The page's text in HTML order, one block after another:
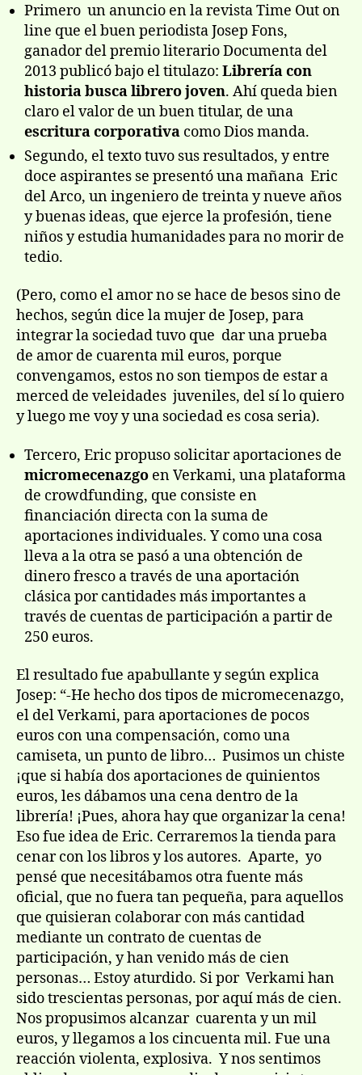
Primero un anuncio en la revista Time Out on
line que el buen periodista Josep Fons,
ganador del premio literario Documenta del
2013 publicó bajo el titulazo: Librería con
historia busca librero joven. Ahí queda bien
claro el valor de un buen titular, de una
escritura corporativa como Dios manda.
Segundo, el texto tuvo sus resultados, y entre
doce aspirantes se presentó una mañana Eric
del Arco, un ingeniero de treinta y nueve años
y buenas ideas, que ejerce la profesión, tiene
niños y estudia humanidades para no morir de
tedio.
(Pero, como el amor no se hace de besos sino de
hechos, según dice la mujer de Josep, para
integrar la sociedad tuvo que dar una prueba
de amor de cuarenta mil euros, porque
convengamos, estos no son tiempos de estar a
merced de veleidades juveniles, del sí lo quiero
y luego me voy y una sociedad es cosa seria).
Tercero, Eric propuso solicitar aportaciones de
micromecenazgo en Verkami, una plataforma
de crowdfunding, que consiste en
financiación directa con la suma de
aportaciones individuales. Y como una cosa
lleva a la otra se pasó a una obtención de
dinero fresco a través de una aportación
clásica por cantidades más importantes a
través de cuentas de participación a partir de
250 euros.
El resultado fue apabullante y según explica
Josep: “-He hecho dos tipos de micromecenazgo,
el del Verkami, para aportaciones de pocos
euros con una compensación, como una
camiseta, un punto de libro… Pusimos un chiste
¡que si había dos aportaciones de quinientos
euros, les dábamos una cena dentro de la
librería! ¡Pues, ahora hay que organizar la cena!
Eso fue idea de Eric. Cerraremos la tienda para
cenar con los libros y los autores. Aparte, yo
pensé que necesitábamos otra fuente más
oficial, que no fuera tan pequeña, para aquellos
que quisieran colaborar con más cantidad
mediante un contrato de cuentas de
participación, y han venido más de cien
personas… Estoy aturdido. Si por Verkami han
sido trescientas personas, por aquí más de cien.
Nos propusimos alcanzar cuarenta y un mil
euros, y llegamos a los cincuenta mil. Fue una
reacción violenta, explosiva. Y nos sentimos